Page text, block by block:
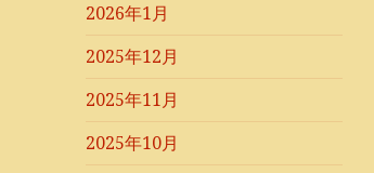
2026年1月
2025年12月
2025年11月
2025年10月